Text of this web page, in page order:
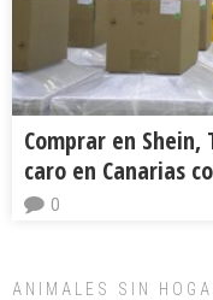
Comprar en Shein,
caro en Canarias
0
ANIMALES SIN